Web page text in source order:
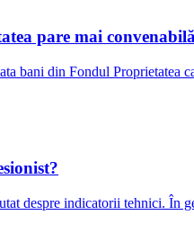
pare mai
bani din Fondul
despre indicatorii tehnici.